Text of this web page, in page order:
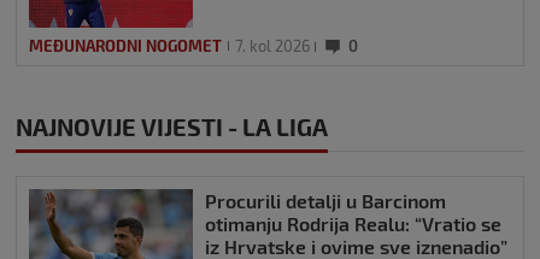
MEĐUNARODNI NOGOMET 7. kol 2026 0
NAJNOVIJE VIJESTI - LA LIGA
Procurili detalji u Barcinom
otimanju Rodrija Realu: “Vratio se
iz Hrvatske i ovime sve iznenadio”